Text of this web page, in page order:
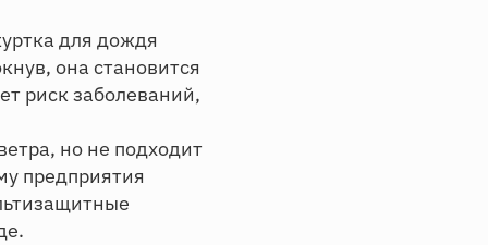
для дождя
она становится
риск заболеваний,
но не подходит
предприятия